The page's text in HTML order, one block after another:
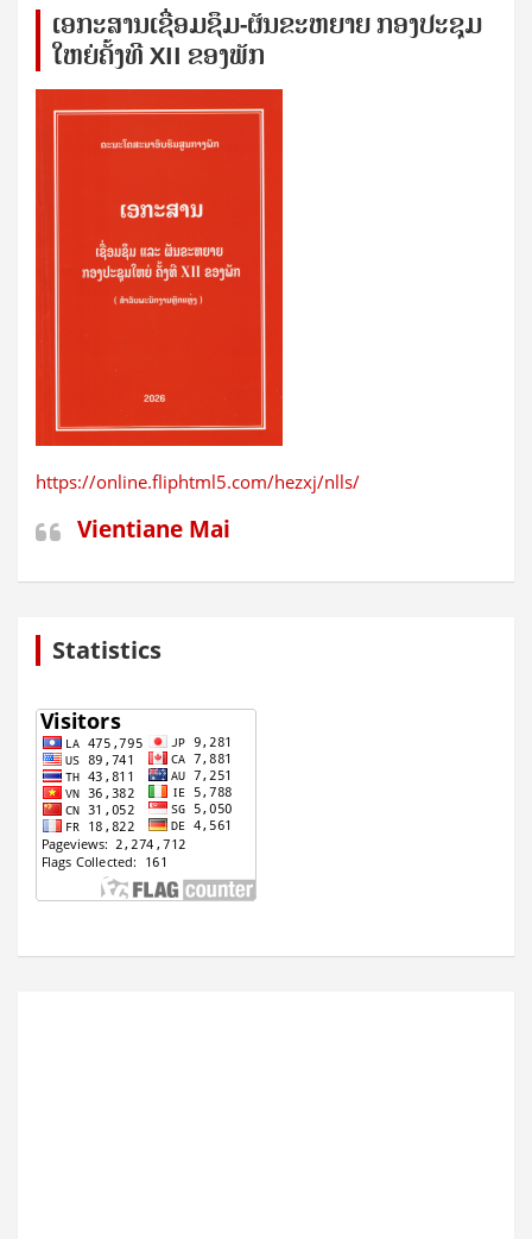
ເອກ​ະ​ສານ​ເຊ​ື່ອມ​ຊ​ຶມ-ຜັນ​ຂະ​ຫ​ຍາຍ ກອງ​ປະ​ຊຸມ​
ໃຫຍ່​ຄັ້ງ​ທີ XII ຂອງ​ພັກ
https://online.fliphtml5.com/hezxj/nlls/
Vientiane Mai
Statistics